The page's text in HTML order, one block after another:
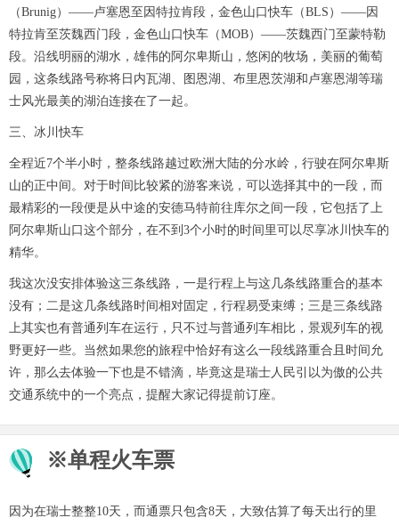
（Brunig）——卢塞恩至因特拉肯段，金色山口快车（BLS）——因
特拉肯至茨魏西门段，金色山口快车（MOB）——茨魏西门至蒙特勒
段。沿线明丽的湖水，雄伟的阿尔卑斯山，悠闲的牧场，美丽的葡萄
园，这条线路号称将日内瓦湖、图恩湖、布里恩茨湖和卢塞恩湖等瑞
士风光最美的湖泊连接在了一起。
三、冰川快车
全程近7个半小时，整条线路越过欧洲大陆的分水岭，行驶在阿尔卑斯
山的正中间。对于时间比较紧的游客来说，可以选择其中的一段，而
最精彩的一段便是从中途的安德马特前往库尔之间一段，它包括了上
阿尔卑斯山口这个部分，在不到3个小时的时间里可以尽享冰川快车的
精华。
我这次没安排体验这三条线路，一是行程上与这几条线路重合的基本
没有；二是这几条线路时间相对固定，行程易受束缚；三是三条线路
上其实也有普通列车在运行，只不过与普通列车相比，景观列车的视
野更好一些。当然如果您的旅程中恰好有这么一段线路重合且时间允
许，那么去体验一下也是不错滴，毕竟这是瑞士人民引以为傲的公共
交通系统中的一个亮点，提醒大家记得提前订座。
※单程火车票
因为在瑞士整整10天，而通票只包含8天，大致估算了每天出行的里